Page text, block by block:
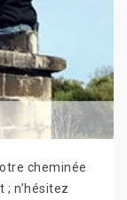
cheminée
; n’hésitez